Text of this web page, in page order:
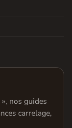
nos guides
carrelage,